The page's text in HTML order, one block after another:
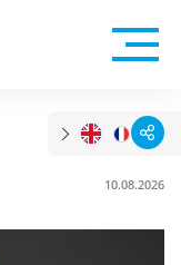
10.08.2026